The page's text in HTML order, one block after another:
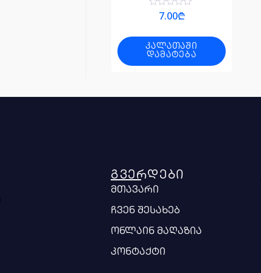
შეფასება
5-
დან
7.00₾
ᲙᲐᲚᲐᲗᲐᲨᲘ
ᲓᲐᲛᲐᲢᲔᲑᲐ
ᲒᲕᲔᲠᲓᲔᲑᲘ
მთავარი
ჩვენ შესახებ
ონლაინ მაღაზია
კონტაქტი